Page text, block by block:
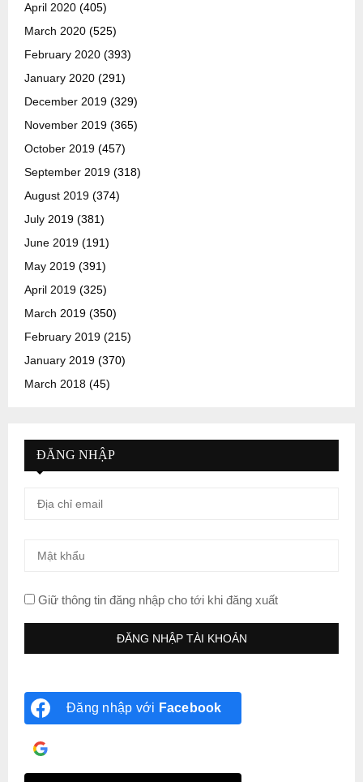
April 2020 (405)
March 2020 (525)
February 2020 (393)
January 2020 (291)
December 2019 (329)
November 2019 (365)
October 2019 (457)
September 2019 (318)
August 2019 (374)
July 2019 (381)
June 2019 (191)
May 2019 (391)
April 2019 (325)
March 2019 (350)
February 2019 (215)
January 2019 (370)
March 2018 (45)
ĐĂNG NHẬP
Giữ thông tin đăng nhập cho tới khi đăng xuất
Đăng nhập với Facebook